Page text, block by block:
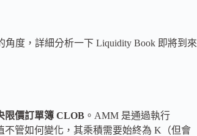
度，詳細分析一下 Liquidity Book 即將到來
限價訂單簿 CLOB 。AMM 是通過執行
管如何變化，其乘積需要始終為 K（但會